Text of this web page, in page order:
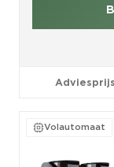
Volautomaat